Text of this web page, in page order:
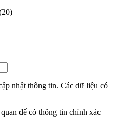
nhật thông tin. Các dữ liệu có
để có thông tin chính xác